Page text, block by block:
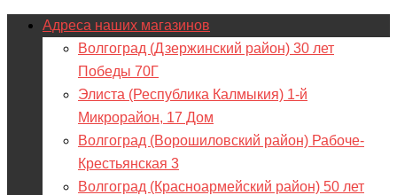
Адреса наших магазинов
Волгоград (Дзержинский район) 30 лет
Победы 70Г
Элиста (Республика Калмыкия) 1-й
Микрорайон, 17 Дом
Волгоград (Ворошиловский район) Рабоче-
Крестьянская 3
Волгоград (Красноармейский район) 50 лет